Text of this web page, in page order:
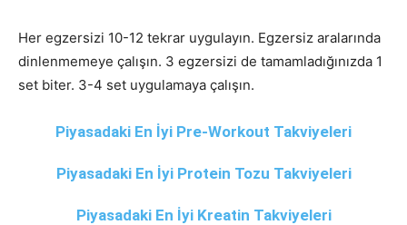
Her egzersizi 10-12 tekrar uygulayın. Egzersiz aralarında
dinlenmemeye çalışın. 3 egzersizi de tamamladığınızda 1
set biter. 3-4 set uygulamaya çalışın.
Piyasadaki En İyi Pre-Workout Takviyeleri
Piyasadaki En İyi Protein Tozu Takviyeleri
Piyasadaki En İyi Kreatin Takviyeleri